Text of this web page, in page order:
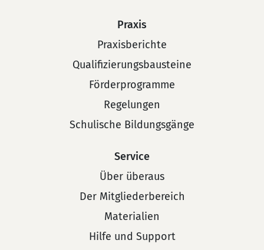
Praxis
Praxisberichte
Qualifizierungsbausteine
Förderprogramme
Regelungen
Schulische Bildungsgänge
Service
Über überaus
Der Mitgliederbereich
Materialien
Hilfe und Support